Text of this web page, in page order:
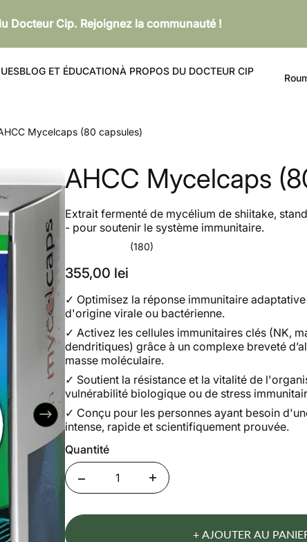
Docteur Cip. Rejoignez la communauté !
BLOG ET ÉDUCATIONÀ PROPOS DU DOCTEUR CIP
Mycelcaps (80 capsules)
AHCC Mycelcaps
Extrait fermenté de mycélium de shiitake,
- pour soutenir le système immunitaire.
(180)
355,00 lei
✓ Optimisez la réponse immunitaire
d'origine virale ou bactérienne.
✓ Activez les cellules immunitaires clés (NK,
dendritiques) grâce à un complexe breveté
masse moléculaire.
✓ Soutient la résistance et la vitalité de
vulnérabilité biologique ou de stress
✓ Conçu pour les personnes ayant besoin
intense, rapide et scientifiquement prouvée.
Quantité
Quantity
+ AJOUTER AU